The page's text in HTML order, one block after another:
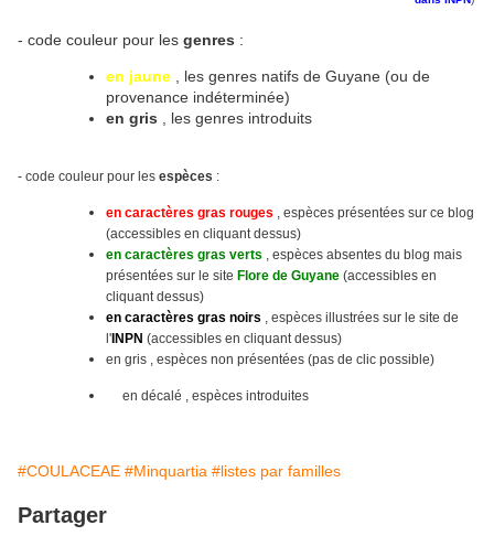
- code couleur pour les genres :
en jaune
, les genres natifs de Guyane (ou de
provenance indéterminée)
en gris
, les genres introduits
- code couleur pour les espèces :
en caractères gras rouges , espèces présentées sur ce blog
(accessibles en cliquant dessus)
en caractères gras verts , espèces absentes du blog mais
présentées sur le site Flore de Guyane (accessibles en
cliquant dessus)
en caractères gras noirs , espèces illustrées sur le site de
l' INPN (accessibles en cliquant dessus)
en gris , espèces non présentées (pas de clic possible)
en décalé , espèces introduites
#COULACEAE #Minquartia #listes par familles
Partager